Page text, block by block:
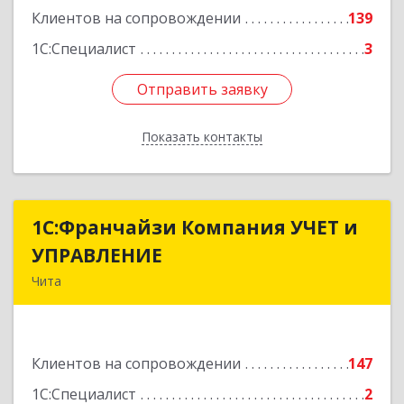
Клиентов на сопровождении
139
1С:Специалист
3
Отправить заявку
Показать контакты
Отправить заявку
Назад
1С:Франчайзи Компания УЧЕТ и
УПРАВЛЕНИЕ
Чита
Клиентов на сопровождении
147
1С:Специалист
2
1С:Франчайзи Компания УЧЕТ и
Подробнее